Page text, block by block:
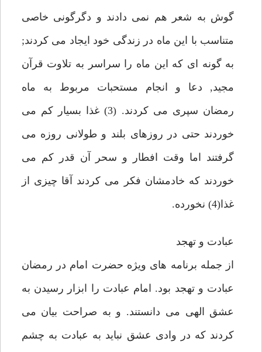
گوش به شعر هم نمى دادند و دگرگونى خاصى
متناسب با اين ماه در زندگى خود ايجاد مى كردند;
به گونه اى كه اين ماه را سراسر به تلاوت قرآن
مجيد, دعا و انجام مستحبات مربوط به ماه
رمضان سپرى مى كردند. (3) غذا بسيار كم مى
خوردند حتى در روزهاى بلند و طولانى روزه مى
گرفتند اما وقت افطار و سحر آن قدر كم مى
خوردند كه خادمشان فكر مى كردند آقا چيزى از
غذا(4) نخورده.
عبادت و تهجد
از جمله برنامه هاى ويژه حضرت امام در رمضان
عبادت و تهجد بود. امام عبادت را ابزار رسيدن به
عشق الهى مى دانستند. و به صراحت بيان مى
كردند كه در وادى عشق نبايد به عبادت به چشم